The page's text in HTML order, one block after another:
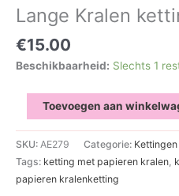
Lange Kralen
€15.00
Beschikbaarheid: Slechts 1
Lange
Kralen
papier
aantal
Toevoegen aan
SKU: AE279 Categorie: Kettingen
Tags: ketting met papieren kralen
papieren kralenketting